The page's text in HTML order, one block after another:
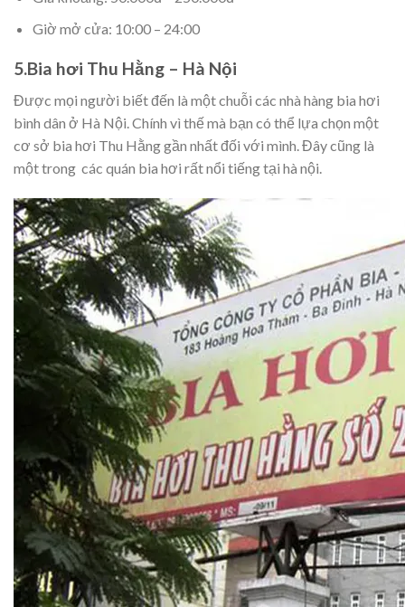
Giờ mở cửa: 10:00 – 24:00
5.Bia hơi Thu Hằng – Hà Nội
Được mọi người biết đến là một chuỗi các nhà hàng bia hơi
bình dân ở Hà Nội. Chính vì thế mà bạn có thể lựa chọn một
cơ sở bia hơi Thu Hằng gần nhất đối với mình. Đây cũng là
một trong các quán bia hơi rất nổi tiếng tại hà nội.